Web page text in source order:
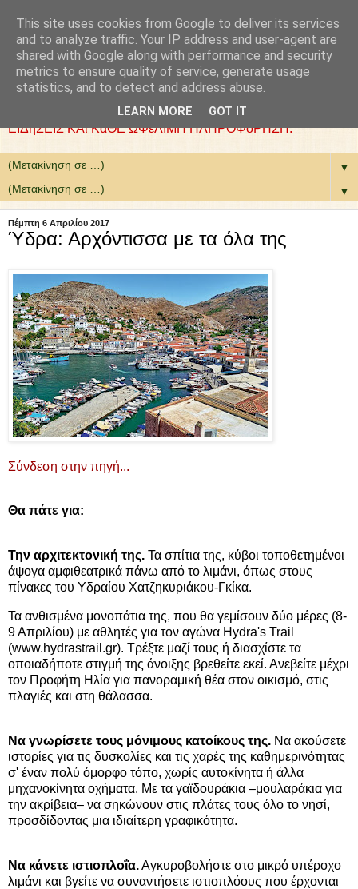
: COLLaZ NeWS aND
MoRE
ΘέΛΟΥΜΕ ΝΑ ΕίΜΑΣΤΕ ΧΡήΣΙΜΟΙ. ΕΠΙΛέΓΟΥΜΕ
ΕΙΔήΣΕΙΣ ΚΑι ΚάΘΕ ΩΦέΛΙΜΗ ΠΛΗΡΟΦόΡΗΣΗ.
▼
▼
Πέμπτη 6 Απριλίου 2017
Ύδρα: Αρχόντισσα με τα όλα της
Σύνδεση στην πηγή...
Θα πάτε για:
Την αρχιτεκτονική της. Τα σπίτια της, κύβοι τοποθετημένοι
άψογα αμφιθεατρικά πάνω από το λιμάνι, όπως στους
πίνακες του Υδραίου Χατζηκυριάκου-Γκίκα.
Τα ανθισμένα μονοπάτια της, που θα γεμίσουν δύο μέρες (8-
9 Απριλίου) με αθλητές για τον αγώνα Hydra's Trail
(www.hydrastrail.gr). Τρέξτε μαζί τους ή διασχίστε τα
οποιαδήποτε στιγμή της άνοιξης βρεθείτε εκεί. Ανεβείτε μέχρι
τον Προφήτη Ηλία για πανοραμική θέα στον οικισμό, στις
πλαγιές και στη θάλασσα.
Να γνωρίσετε τους μόνιμους κατοίκους της. Να ακούσετε
ιστορίες για τις δυσκολίες και τις χαρές της καθημερινότητας
σ' έναν πολύ όμορφο τόπο, χωρίς αυτοκίνητα ή άλλα
μηχανοκίνητα οχήματα. Με τα γαϊδουράκια –μουλαράκια για
την ακρίβεια– να σηκώνουν στις πλάτες τους όλο το νησί,
προσδίδοντας μια ιδιαίτερη γραφικότητα.
Να κάνετε ιστιοπλοΐα.Αγκυροβολήστε στο μικρό υπέροχο
λιμάνι και βγείτε να συναντήσετε ιστιοπλόους που έρχονται
This site uses cookies from Google to deliver its services
and to analyze traffic. Your IP address and user-agent are
shared with Google along with performance and security
metrics to ensure quality of service, generate usage
statistics, and to detect and address abuse.
LEARN MORE GOT IT